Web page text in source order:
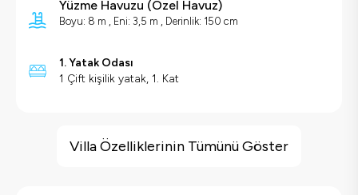
Yüzme Havuzu (Özel Havuz)
Boyu: 8 m , Eni: 3,5 m , Derinlik: 150 cm
1. Yatak Odası
1 Çift kişilik yatak, 1. Kat
BarbeküVilla Özelliklerinin Tümünü Göster